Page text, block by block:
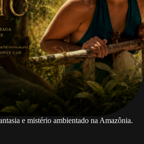
e mistério ambientado na Amazônia.